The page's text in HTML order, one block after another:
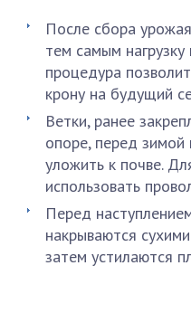
После сбора
тем самым нагрузку
процедура
крону на будущий
Ветки, ранее
опоре, перед
уложить к почве.
использовать
Перед
накрываются
затем устилаются